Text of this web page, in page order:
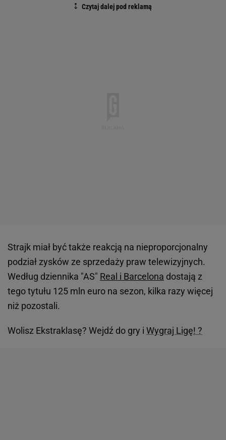
Strajk miał być także reakcją na nieproporcjonalny
podział zysków ze sprzedaży praw telewizyjnych.
Według dziennika "AS" Real i Barcelona dostają z
tego tytułu 125 mln euro na sezon, kilka razy więcej
niż pozostali.
Wolisz Ekstraklasę? Wejdź do gry i Wygraj Ligę! ?